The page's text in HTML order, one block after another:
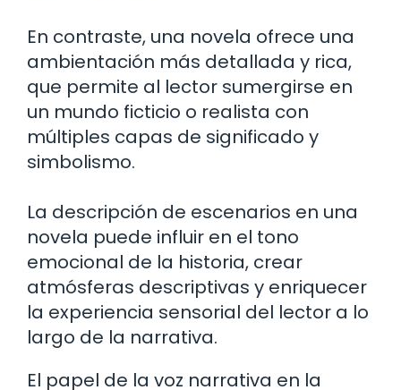
En contraste, una novela ofrece una
ambientación más detallada y rica,
que permite al lector sumergirse en
un mundo ficticio o realista con
múltiples capas de significado y
simbolismo.
La descripción de escenarios en una
novela puede influir en el tono
emocional de la historia, crear
atmósferas descriptivas y enriquecer
la experiencia sensorial del lector a lo
largo de la narrativa.
El papel de la voz narrativa en la